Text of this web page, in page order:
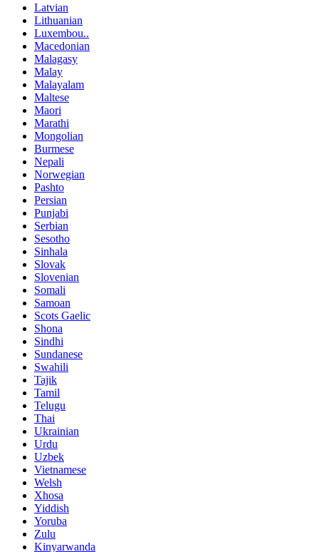
Latvian
Lithuanian
Luxembou..
Macedonian
Malagasy
Malay
Malayalam
Maltese
Maori
Marathi
Mongolian
Burmese
Nepali
Norwegian
Pashto
Persian
Punjabi
Serbian
Sesotho
Sinhala
Slovak
Slovenian
Somali
Samoan
Scots Gaelic
Shona
Sindhi
Sundanese
Swahili
Tajik
Tamil
Telugu
Thai
Ukrainian
Urdu
Uzbek
Vietnamese
Welsh
Xhosa
Yiddish
Yoruba
Zulu
Kinyarwanda